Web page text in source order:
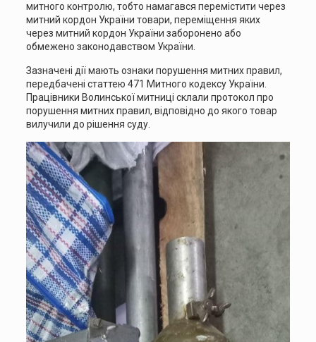
митного контролю, тобто намагався перемістити через
митний кордон України товари, переміщення яких
через митний кордон України заборонено або
обмежено законодавством України.
Зазначені дії мають ознаки порушення митних правил,
передбачені статтею 471 Митного кодексу України.
Працівники Волинської митниці склали протокол про
порушення митних правил, відповідно до якого товар
вилучили до рішення суду.